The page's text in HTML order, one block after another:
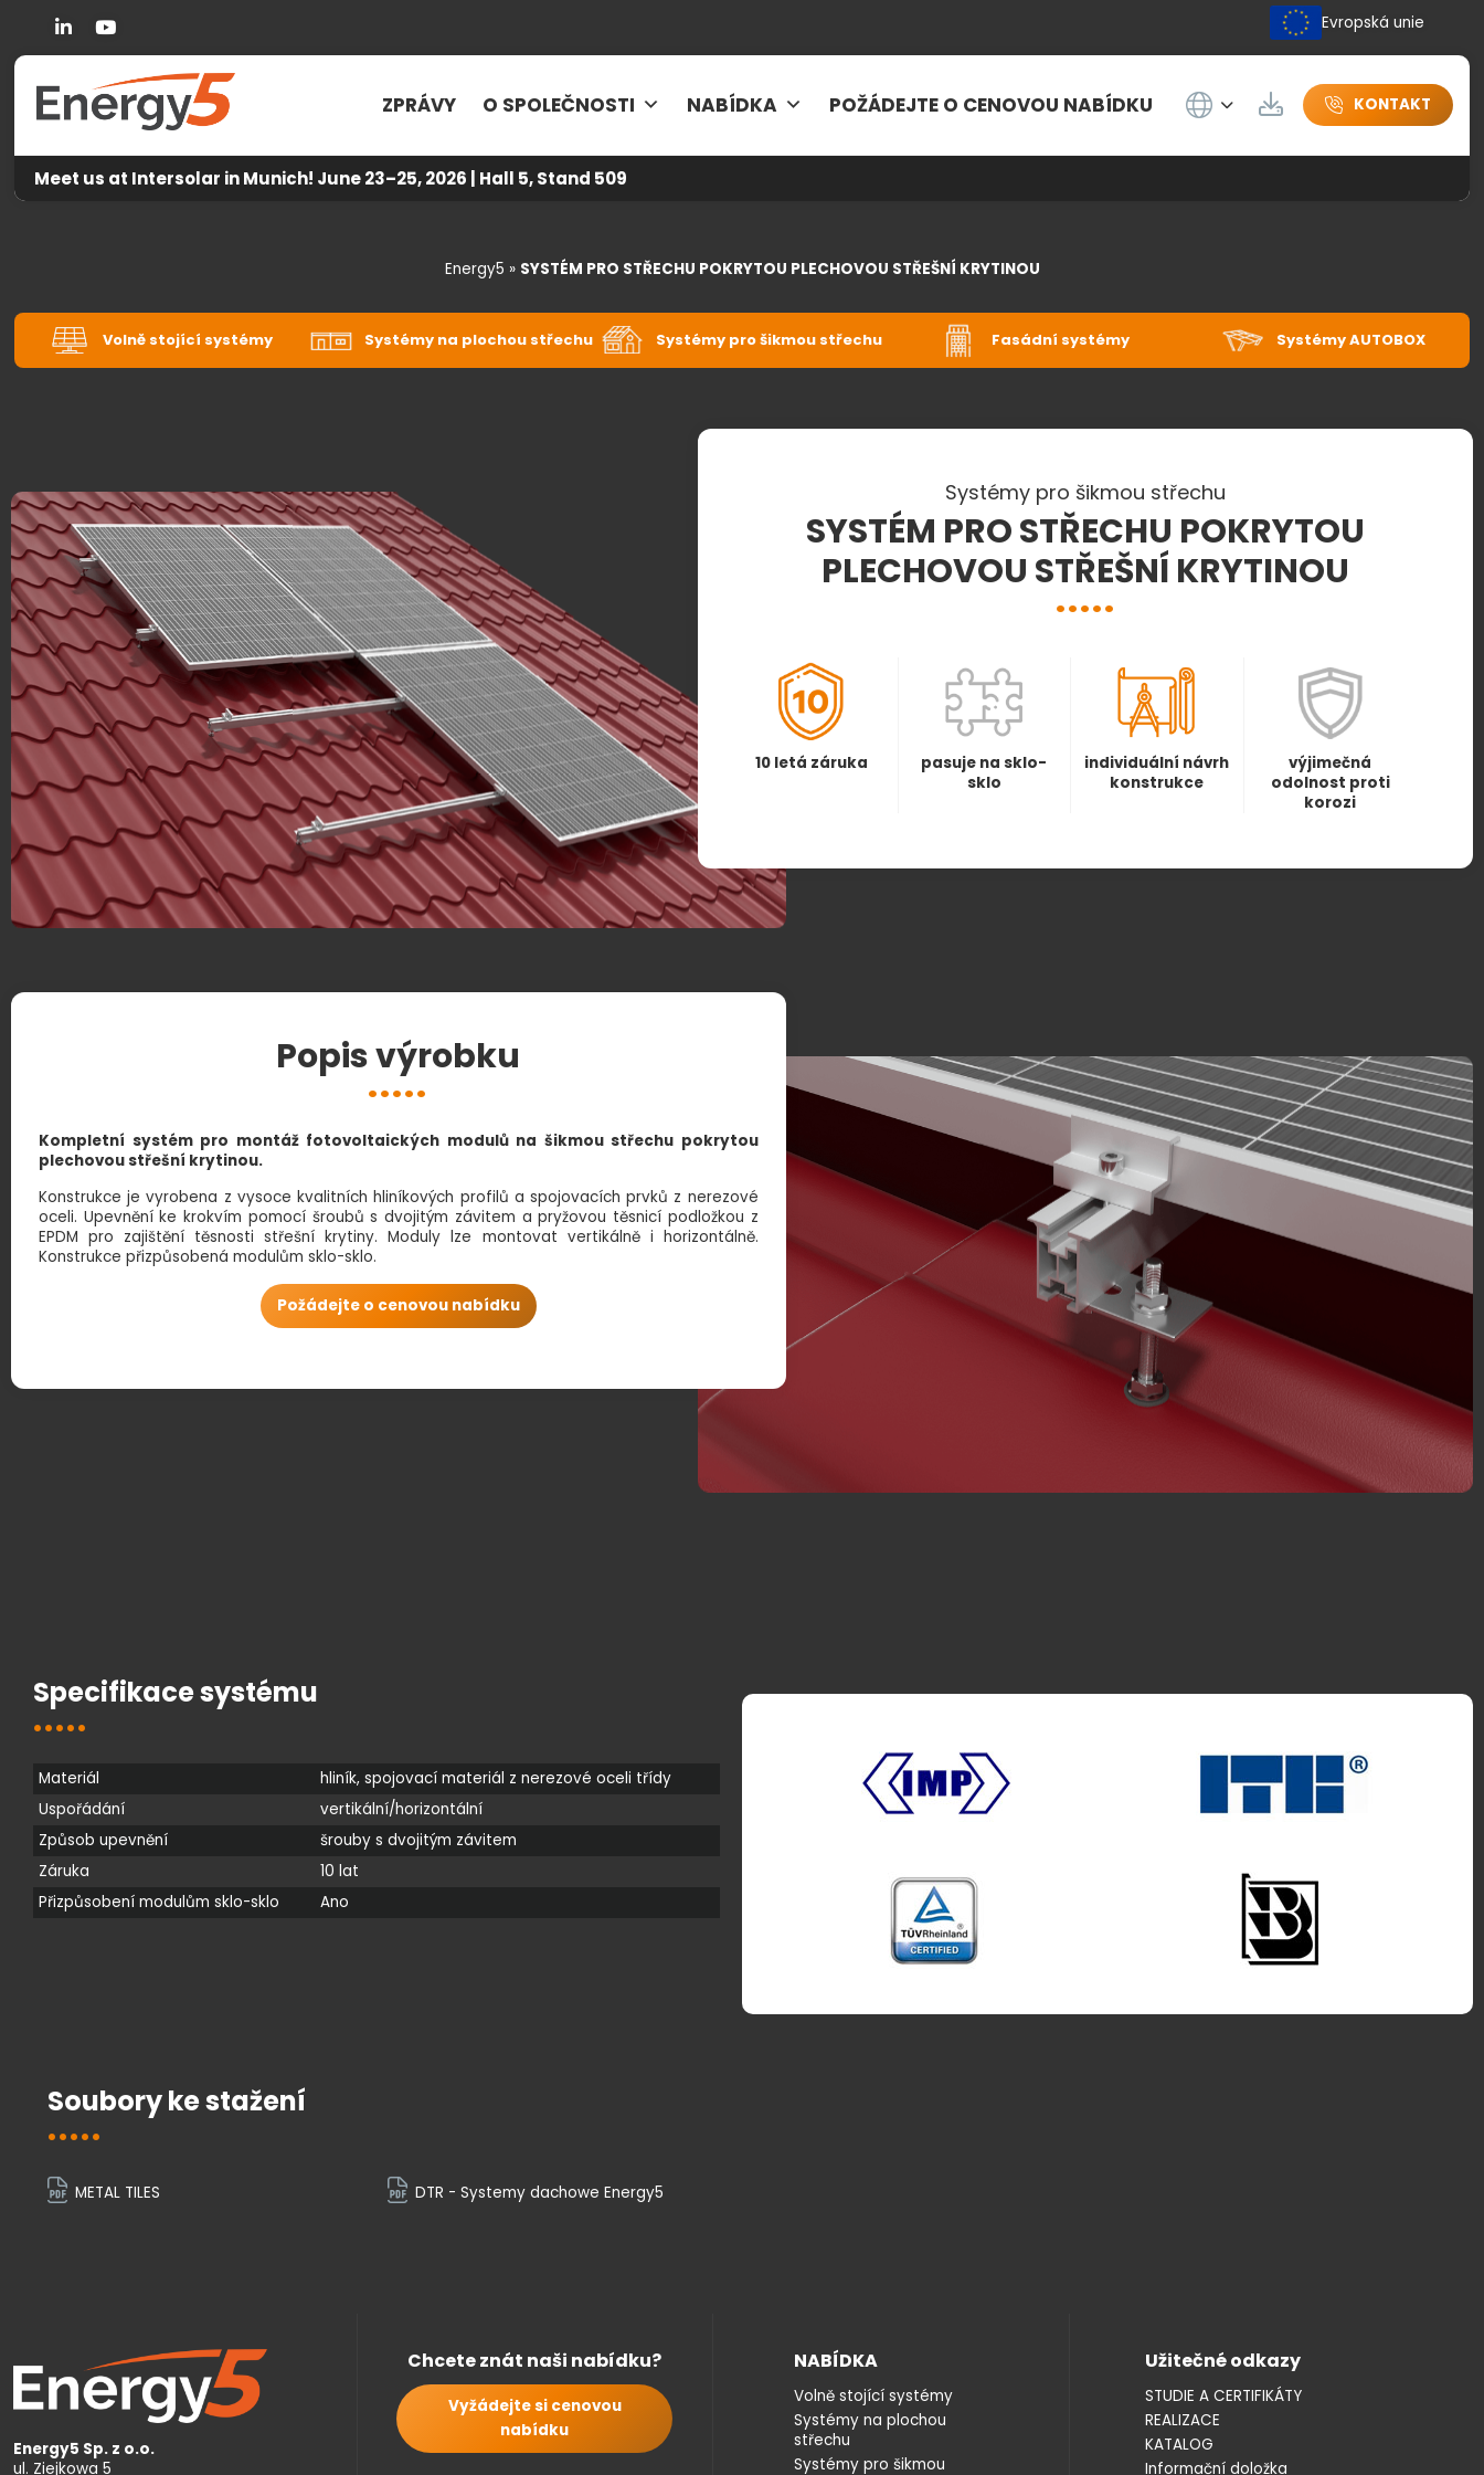
You Tube
Evropská unie
ZPRÁVY O SPOLEČNOSTI NABÍDKA POŽÁDEJTE O CENOVOU NABÍDKU
Wybierz język
Herunterladen
KONTAKT
Meet us at Intersolar in Munich! June 23–25, 2026 | Hall 5, Stand 509
Energy5 » SYSTÉM PRO STŘECHU POKRYTOU PLECHOVOU STŘEŠNÍ KRYTINOU
Volně stojící systémy Systémy na plochou střechu Systémy pro šikmou střechu Fasádní systémy Systémy AUTOBOX
Systémy pro šikmou střechu
SYSTÉM PRO STŘECHU POKRYTOU
PLECHOVOU STŘEŠNÍ KRYTINOU
10 letá záruka
pasuje na sklo-
sklo
individuální návrh
konstrukce
výjimečná
odolnost proti
korozi
Popis výrobku
Kompletní systém pro montáž fotovoltaických modulů na šikmou střechu pokrytou
plechovou střešní krytinou.
Konstrukce je vyrobena z vysoce kvalitních hliníkových profilů a spojovacích prvků z nerezové
oceli. Upevnění ke krokvím pomocí šroubů s dvojitým závitem a pryžovou těsnicí podložkou z
EPDM pro zajištění těsnosti střešní krytiny. Moduly lze montovat vertikálně i horizontálně.
Konstrukce přizpůsobená modulům sklo-sklo.
Požádejte o cenovou nabídku
Specifikace systému
Materiál
hliník, spojovací materiál z nerezové oceli třídy
Uspořádání
vertikální/horizontální
Způsob upevnění
šrouby s dvojitým závitem
Záruka
10 lat
Přizpůsobení modulům sklo-sklo
Ano
Soubory ke stažení
METAL TILES DTR - Systemy dachowe Energy5
Energy5 Sp. z o.o.
ul. Ziejkowa 5
Chcete znát naši nabídku?
Vyžádejte si cenovou
nabídku
NABÍDKA
Volně stojící systémy
Systémy na plochou
střechu
Systémy pro šikmou
Užitečné odkazy
STUDIE A CERTIFIKÁTY
REALIZACE
KATALOG
Informační doložka